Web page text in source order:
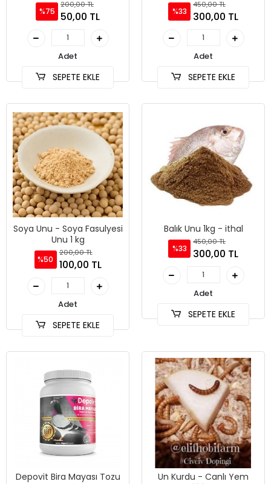
Yeme Katılır
%75
200,00 TL
50,00 TL
Adet
SEPETE EKLE
Yağlanması Giderici
%33
450,00 TL
300,00 TL
Adet
SEPETE EKLE
Soya Unu - Soya Fasulyesi
Unu 1 kg
%50
200,00 TL
100,00 TL
Adet
SEPETE EKLE
Balık Unu 1kg - ithal
%33
450,00 TL
300,00 TL
Adet
SEPETE EKLE
Depovit Bira Mayası Tozu
Un Kurdu - Canlı Yem